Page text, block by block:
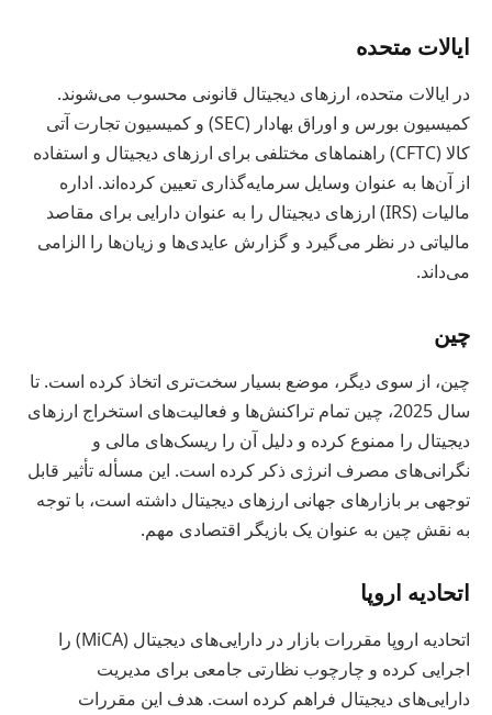
ایالات متحده
در ایالات متحده، ارزهای دیجیتال قانونی محسوب می‌شوند.
کمیسیون بورس و اوراق بهادار (SEC) و کمیسیون تجارت آتی
کالا (CFTC) راهنماهای مختلفی برای ارزهای دیجیتال و استفاده
از آن‌ها به عنوان وسایل سرمایه‌گذاری تعیین کرده‌اند. اداره
مالیات (IRS) ارزهای دیجیتال را به عنوان دارایی برای مقاصد
مالیاتی در نظر می‌گیرد و گزارش عایدی‌ها و زیان‌ها را الزامی
می‌داند.
چین
چین، از سوی دیگر، موضع بسیار سخت‌تری اتخاذ کرده است. تا
سال 2025، چین تمام تراکنش‌ها و فعالیت‌های استخراج ارزهای
دیجیتال را ممنوع کرده و دلیل آن را ریسک‌های مالی و
نگرانی‌های مصرف انرژی ذکر کرده است. این مسأله تأثیر قابل
توجهی بر بازارهای جهانی ارزهای دیجیتال داشته است، با توجه
به نقش چین به عنوان یک بازیگر اقتصادی مهم.
اتحادیه اروپا
اتحادیه اروپا مقررات بازار در دارایی‌های دیجیتال (MiCA) را
اجرایی کرده و چارچوب نظارتی جامعی برای مدیریت
دارایی‌های دیجیتال فراهم کرده است. هدف این مقررات